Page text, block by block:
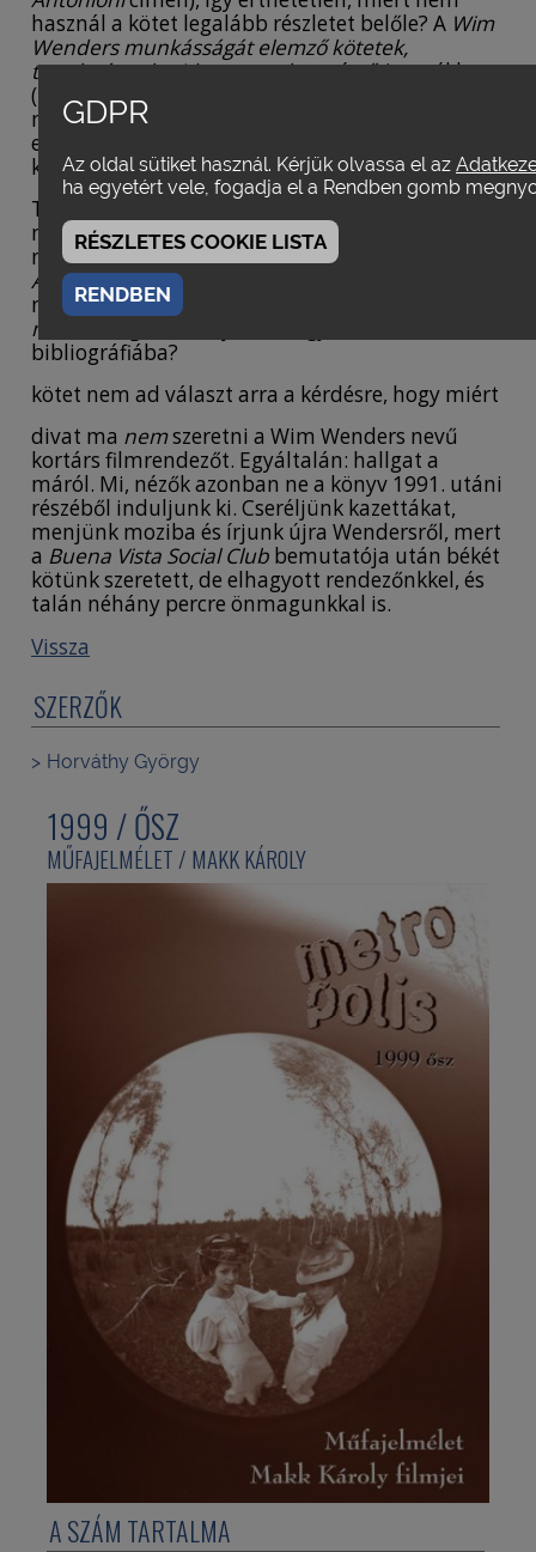
használ a kötet legalább részletet belőle? A Wim
Wenders munkásságát elemző kötetek,
tanulmányok – idegen nyelvencímű jegyzékben
(429. oldal) felsorolt tíz mű között egy 1994-es,
milánói kiadású könyv Filippo D’Angelótól az
egyetlen a 90-es évekből, a többi 1981 és 1985
közötti.
Továbbá kérdés, hogy vajon a szerkesztőknek a
magyar filmkritikáról vallott véleménye
nyilvánul-e meg abban, hogy aTúl a felhőkön
Az erőszak vége
nyelvű kritikája sem került a
munkásságáról, filmjeiről
bibliográfiába?
kötet nem ad választ arra a kérdésre, hogy miért
divat ma nemszeretni a Wim Wenders nevű
kortárs filmrendezőt. Egyáltalán: hallgat a
máról. Mi, nézők azonban ne a könyv 1991. utáni
részéből induljunk ki. Cseréljünk kazettákat,
menjünk moziba és írjunk újra Wendersről, mert
a Buena Vista Social Club bemutatója után békét
kötünk szeretett, de elhagyott rendezőnkkel, és
talán néhány percre önmagunkkal is.
Vissza
SZERZŐK
Horváthy György
1999 / ŐSZ
MŰFAJELMÉLET / MAKK KÁROLY
A SZÁM TARTALMA
GDPR
Az oldal sütiket használ. Kérjük olvassa el az
ha egyetért vele, fogadja el a Rendben gomb
RÉSZLETES COOKIE LISTA
RENDBEN